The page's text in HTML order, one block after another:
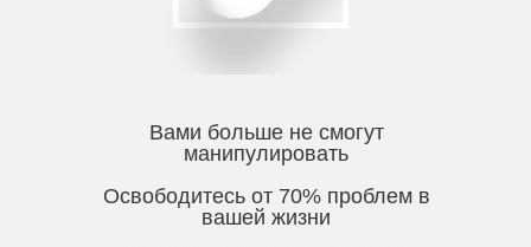
Вами больше не смогут
манипулировать
Освободитесь от 70% проблем в
вашей жизни